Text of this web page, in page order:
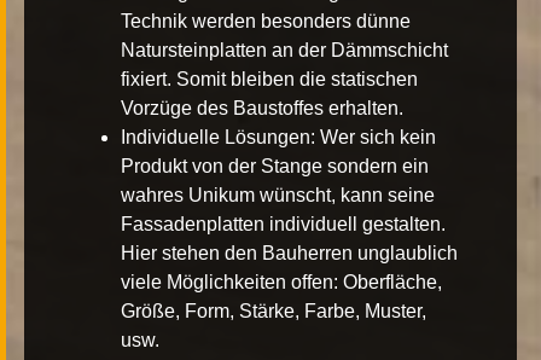
Technik werden besonders dünne
Natursteinplatten an der Dämmschicht
fixiert. Somit bleiben die statischen
Vorzüge des Baustoffes erhalten.
Individuelle Lösungen: Wer sich kein
Produkt von der Stange sondern ein
wahres Unikum wünscht, kann seine
Fassadenplatten individuell gestalten.
Hier stehen den Bauherren unglaublich
viele Möglichkeiten offen: Oberfläche,
Größe, Form, Stärke, Farbe, Muster,
usw.